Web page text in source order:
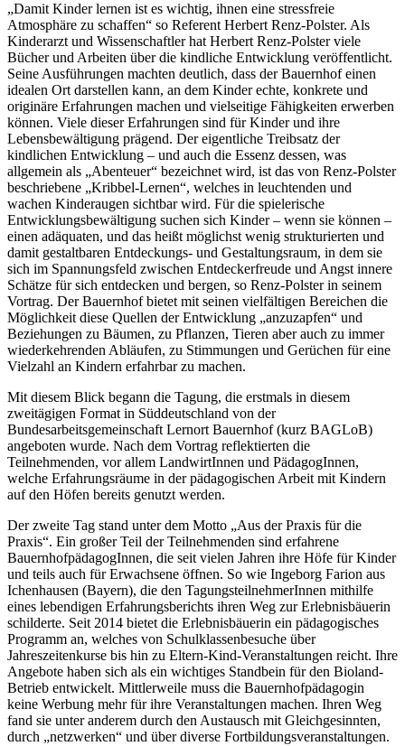
„Damit Kinder lernen ist es wichtig, ihnen eine stressfreie
Atmosphäre zu schaffen“ so Referent Herbert Renz-Polster. Als
Kinderarzt und Wissenschaftler hat Herbert Renz-Polster viele
Bücher und Arbeiten über die kindliche Entwicklung veröffentlicht.
Seine Ausführungen machten deutlich, dass der Bauernhof einen
idealen Ort darstellen kann, an dem Kinder echte, konkrete und
originäre Erfahrungen machen und vielseitige Fähigkeiten erwerben
können. Viele dieser Erfahrungen sind für Kinder und ihre
Lebensbewältigung prägend. Der eigentliche Treibsatz der
kindlichen Entwicklung – und auch die Essenz dessen, was
allgemein als „Abenteuer“ bezeichnet wird, ist das von Renz-Polster
beschriebene „Kribbel-Lernen“, welches in leuchtenden und
wachen Kinderaugen sichtbar wird. Für die spielerische
Entwicklungsbewältigung suchen sich Kinder – wenn sie können –
einen adäquaten, und das heißt möglichst wenig strukturierten und
damit gestaltbaren Entdeckungs- und Gestaltungsraum, in dem sie
sich im Spannungsfeld zwischen Entdeckerfreude und Angst innere
Schätze für sich entdecken und bergen, so Renz-Polster in seinem
Vortrag. Der Bauernhof bietet mit seinen vielfältigen Bereichen die
Möglichkeit diese Quellen der Entwicklung „anzuzapfen“ und
Beziehungen zu Bäumen, zu Pflanzen, Tieren aber auch zu immer
wiederkehrenden Abläufen, zu Stimmungen und Gerüchen für eine
Vielzahl an Kindern erfahrbar zu machen.
Mit diesem Blick begann die Tagung, die erstmals in diesem
zweitägigen Format in Süddeutschland von der
Bundesarbeitsgemeinschaft Lernort Bauernhof (kurz BAGLoB)
angeboten wurde. Nach dem Vortrag reflektierten die
Teilnehmenden, vor allem LandwirtInnen und PädagogInnen,
welche Erfahrungsräume in der pädagogischen Arbeit mit Kindern
auf den Höfen bereits genutzt werden.
Der zweite Tag stand unter dem Motto „Aus der Praxis für die
Praxis“. Ein großer Teil der Teilnehmenden sind erfahrene
BauernhofpädagogInnen, die seit vielen Jahren ihre Höfe für Kinder
und teils auch für Erwachsene öffnen. So wie Ingeborg Farion aus
Ichenhausen (Bayern), die den TagungsteilnehmerInnen mithilfe
eines lebendigen Erfahrungsberichts ihren Weg zur Erlebnisbäuerin
schilderte. Seit 2014 bietet die Erlebnisbäuerin ein pädagogisches
Programm an, welches von Schulklassenbesuche über
Jahreszeitenkurse bis hin zu Eltern-Kind-Veranstaltungen reicht. Ihre
Angebote haben sich als ein wichtiges Standbein für den Bioland-
Betrieb entwickelt. Mittlerweile muss die Bauernhofpädagogin
keine Werbung mehr für ihre Veranstaltungen machen. Ihren Weg
fand sie unter anderem durch den Austausch mit Gleichgesinnten,
durch „netzwerken“ und über diverse Fortbildungsveranstaltungen.